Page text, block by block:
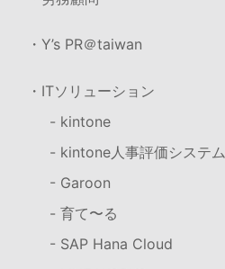
・Y’s PR＠taiwan
・ITソリューション
- kintone
- kintone人事評価システム
- Garoon
- 育て〜る
- SAP Hana Cloud